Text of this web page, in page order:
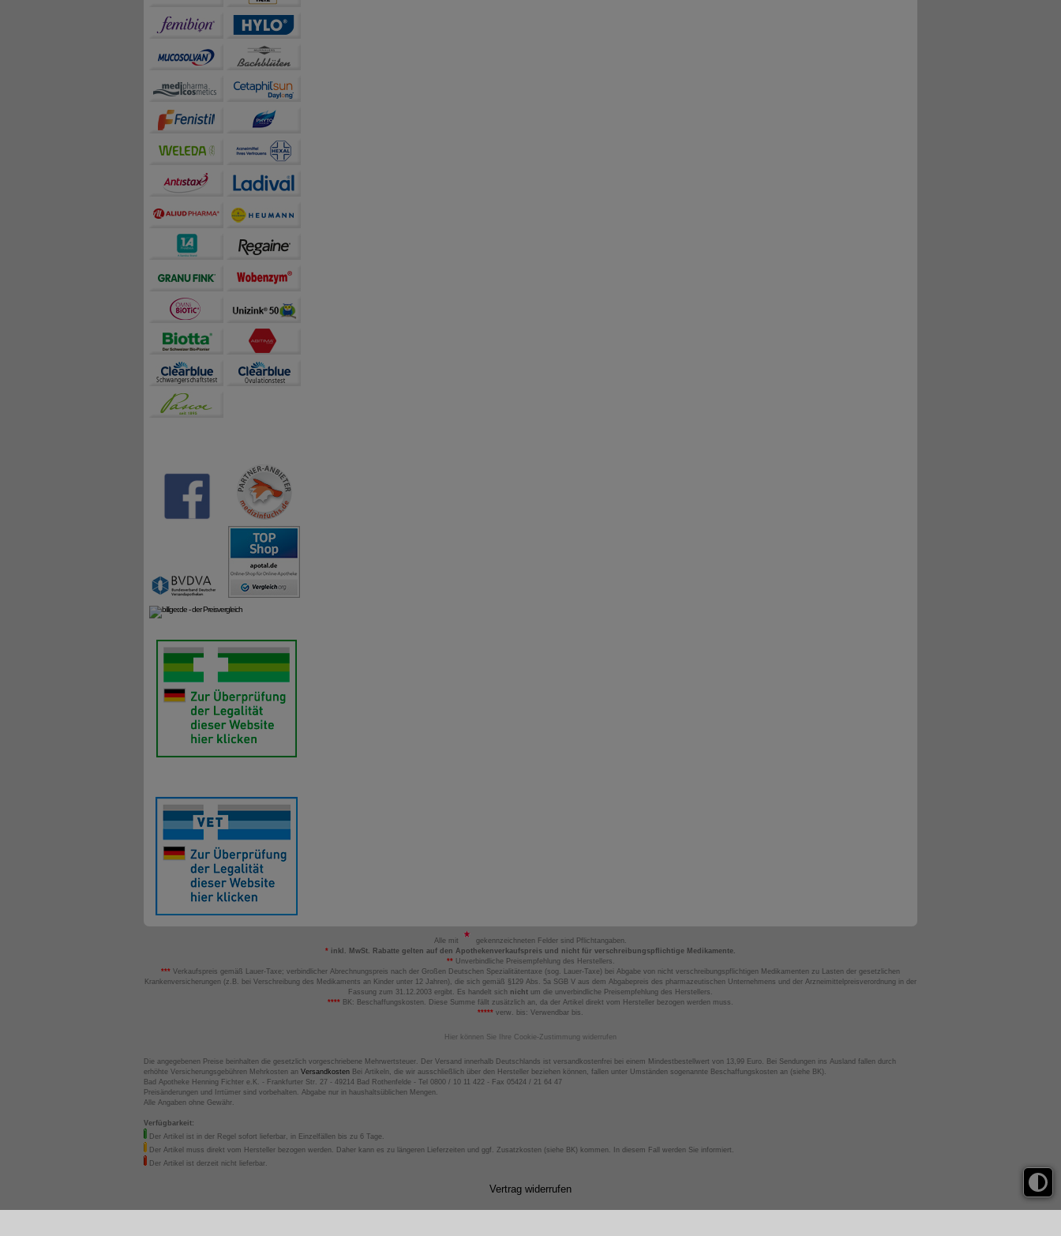
Inhalte anzuzeigen und unser Partnerprogramm zu betreiben.
Statistik & Tracking:
sammeln, mit deren Hilfe wir unsere Website weiter für Sie optimieren können, den Inhalt auf unserer Website aber
auch die Werbung auf Drittseiten möglichst relevant für Sie zu gestalten. Bitte beachten Sie, dass Daten hierfür
Alle mit
gekennzeichneten Felder sind Pflichtangaben.
* inkl. MwSt. Rabatte gelten auf den Apothekenverkaufspreis und nicht für verschreibungspflichtige Medikamente.
**Unverbindliche Preisempfehlung des Herstellers.
*** Verkaufspreis gemäß Lauer-Taxe; verbindlicher Abrechnungspreis nach der Großen Deutschen Spezialitätentaxe (sog. Lauer-Taxe) bei Abgabe von nicht verschreibungspflichtigen Medikamenten zu Lasten der gesetzlichen
Krankenversicherungen (z.B. bei Verschreibung des Medikaments an Kinder unter 12 Jahren), die sich gemäß §129 Abs. 5a SGB V aus dem Abgabepreis des pharmazeutischen Unternehmens und der Arzneimittelpreisverordnung in der
Fassung zum 31.12.2003 ergibt. Es handelt sich nicht um die unverbindliche Preisempfehlung des Herstellers.
**** BK: Beschaffungskosten. Diese Summe fällt zusätzlich an, da der Artikel direkt vom Hersteller bezogen werden muss.
***** verw. bis: Verwendbar bis.
Hier können Sie Ihre Cookie-Zustimmung widerrufen
Die angegebenen Preise beinhalten die gesetzlich vorgeschriebene Mehrwertsteuer. Der Versand innerhalb Deutschlands ist versandkostenfrei bei einem Mindestbestellwert von 13,99 Euro. Bei Sendungen ins Ausland fallen durch
erhöhte Versicherungsgebühren Mehrkosten an Versandkosten Bei Artikeln, die wir ausschließlich über den Hersteller beziehen können, fallen unter Umständen sogenannte Beschaffungskosten an (siehe BK).
Bad Apotheke Henning Fichter e.K. - Frankfurter Str. 27 - 49214 Bad Rothenfelde - Tel 0800 / 10 11 422 - Fax 05424 / 21 64 47
Preisänderungen und Irrtümer sind vorbehalten. Abgabe nur in haushaltsüblichen Mengen.
Alle Angaben ohne Gewähr.
Verfügbarkeit:
Der Artikel ist in der Regel sofort lieferbar, in Einzelfällen bis zu 6 Tage.
Der Artikel muss direkt vom Hersteller bezogen werden. Daher kann es zu längeren Lieferzeiten und ggf. Zusatzkosten (siehe BK) kommen. In diesem Fall werden Sie informiert.
Der Artikel ist derzeit nicht lieferbar.
Vertrag widerrufen